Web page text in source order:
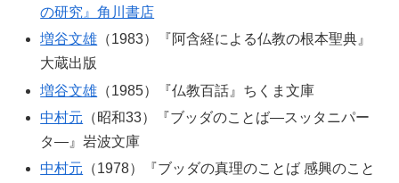
の研究』角川書店
増谷文雄 （1983）『阿含経による仏教の根本聖典』
大蔵出版
増谷文雄 （1985）『仏教百話』ちくま文庫
中村元 （昭和33）『ブッダのことば―スッタニパー
タ―』岩波文庫
中村元 （1978）『ブッダの真理のことば 感興のこと